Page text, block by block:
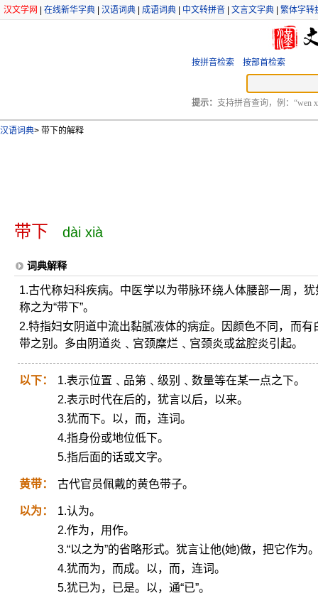
汉文学网 在线新华字典 汉语词典 成语词典 中文转拼音 文言文字典 繁体字转
按拼音检索 按部首检索
提示： 支持拼音查询，例：“wen
汉语词典> 带下的解释
带下 dài xià
词典解释
1.古代称妇科疾病。中医学以为带脉环绕人体腰部一周，
称之为“带下”。
2.特指妇女阴道中流出黏腻液体的病症。因颜色不同，而
带之别。多由阴道炎﹑宫颈糜烂﹑宫颈炎或盆腔炎引起。
以下：
1.表示位置﹑品第﹑级别﹑数量等在某一点之下。
2.表示时代在后的，犹言以后，以来。
3.犹而下。以，而，连词。
4.指身份或地位低下。
5.指后面的话或文字。
黄带： 古代官员佩戴的黄色带子。
以为：
1.认为。
2.作为，用作。
3.“以之为”的省略形式。犹言让他(她)做，把它作为
4.犹而为，而成。以，而，连词。
5.犹已为，已是。以，通“已”。